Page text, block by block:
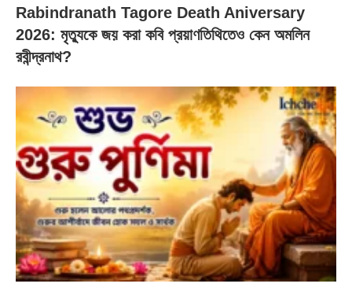
Rabindranath Tagore Death Aniversary
2026: মৃত্যুকে জয় করা কবি প্রয়াণতিথিতেও কেন অমলিন
রবীন্দ্রনাথ?